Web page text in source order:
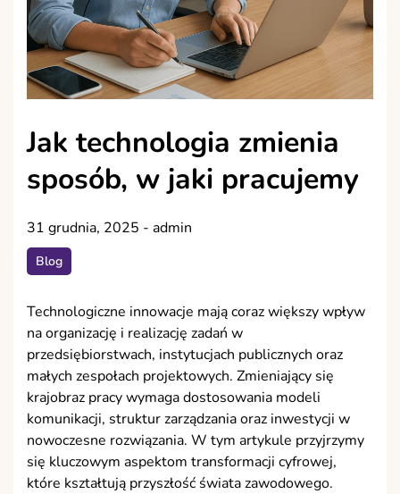
Jak technologia zmienia
sposób, w jaki pracujemy
31 grudnia, 2025 - admin
Blog
Technologiczne innowacje mają coraz większy wpływ
na organizację i realizację zadań w
przedsiębiorstwach, instytucjach publicznych oraz
małych zespołach projektowych. Zmieniający się
krajobraz pracy wymaga dostosowania modeli
komunikacji, struktur zarządzania oraz inwestycji w
nowoczesne rozwiązania. W tym artykule przyjrzymy
się kluczowym aspektom transformacji cyfrowej,
które kształtują przyszłość świata zawodowego.